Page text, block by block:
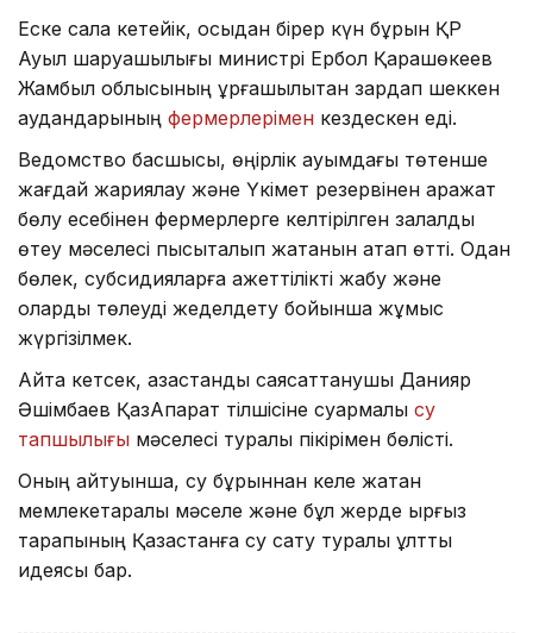
Еске сала кетейік, осыдан бірер күн бұрын ҚР
Ауыл шаруашылығы министрі Ербол Қарашөкеев
Жамбыл облысының құрғақшылықтан зардап шеккен
аудандарының фермерлерімен кездескен еді.
Ведомство басшысы, өңірлік ауқымдағы төтенше
жағдай жариялау және Үкімет резервінен қаражат
бөлу есебінен фермерлерге келтірілген залалды
өтеу мәселесі пысықталып жатқанын атап өтті. Одан
бөлек, субсидияларға қажеттілікті жабу және
оларды төлеуді жеделдету бойынша жұмыс
жүргізілмек.
Айта кетсек, қазақстандық саясаттанушы Данияр
Әшімбаев ҚазАқпарат тілшісіне суармалы су
тапшылығы мәселесі туралы пікірімен бөлісті.
Оның айтуынша, су бұрыннан келе жатқан
мемлекетаралық мәселе және бұл жерде қырғыз
тарапының Қазақстанға су сату туралы ұлттық
идеясы бар.